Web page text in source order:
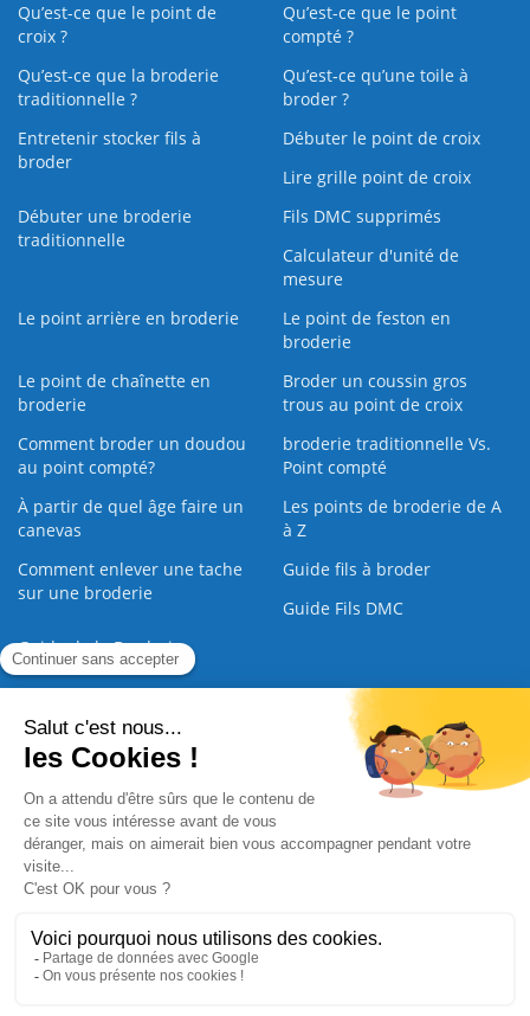
Qu’est-ce que le point de
croix ?
Qu’est-ce que le point
compté ?
Qu’est-ce que la broderie
traditionnelle ?
Qu’est‑ce qu’une toile à
broder ?
Entretenir stocker fils à
broder
Débuter le point de croix
Lire grille point de croix
Débuter une broderie
traditionnelle
Fils DMC supprimés
Calculateur d'unité de
mesure
Le point arrière en broderie
Le point de feston en
broderie
Le point de chaînette en
broderie
Broder un coussin gros
trous au point de croix
Comment broder un doudou
au point compté?
broderie traditionnelle Vs.
Point compté
À partir de quel âge faire un
canevas
Les points de broderie de A
à Z
Comment enlever une tache
sur une broderie
Guide fils à broder
Guide Fils DMC
Guide de la Broderie
Nous contacter |
Paiement sécurisé
2008 - 2026 © CreaMagic. ALL Rights Reserved.